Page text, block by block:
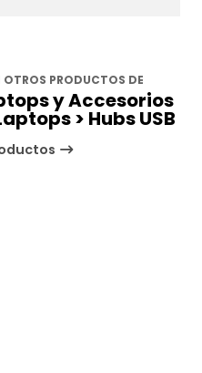
OTROS PRODUCTOS DE
y Accesorios
> Hubs USB